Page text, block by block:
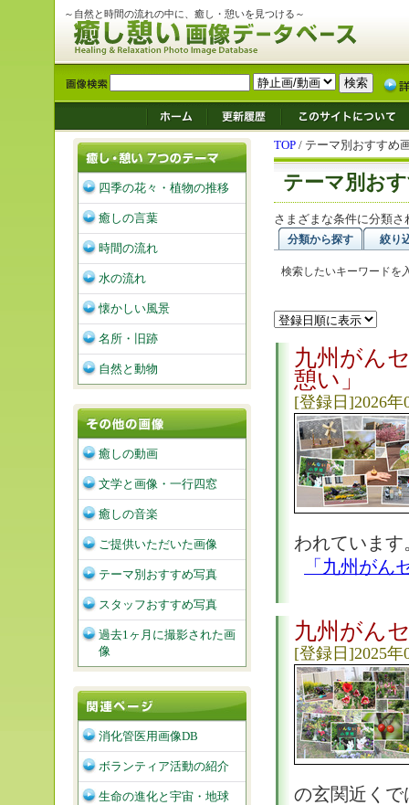
～自然と時間の流れの中に、癒し・憩いを見つける～
TOP / テーマ別おすすめ
テーマ別お
さまざまな条件に分類
分類から探す 絞り
検索したいキーワードを
九州がん
憩い」
[登録日]2026年
われています
「九州がん
九州がん
[登録日]2025年
の玄関近くで
四季の花々・植物の推移
癒しの言葉
時間の流れ
水の流れ
懐かしい風景
名所・旧跡
自然と動物
癒しの動画
文学と画像・一行四窓
癒しの音楽
ご提供いただいた画像
テーマ別おすすめ写真
スタッフおすすめ写真
過去1ヶ月に撮影された画
像
消化管医用画像DB
ボランティア活動の紹介
生命の進化と宇宙・地球